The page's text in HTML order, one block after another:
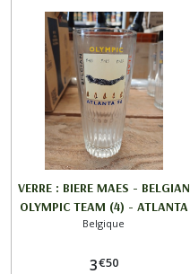
VERRE : BIERE MAES - BELGIAN
OLYMPIC TEAM (4) - ATLANTA
96
Belgique
3€50